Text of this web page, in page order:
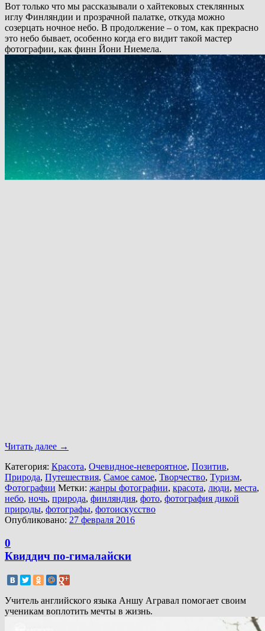
Вот только что мы рассказывали о хайтековых стеклянных
иглу Финляндии и прозрачной палатке, откуда можно
созерцать ночное небо. В продолжение – о том, как прекрасно
это небо бывает, особенно когда его видит такой мастер
фотографии, как финн Йони Ниемела.
Читать далее →
Категория: Красота, Очевидное-невероятное, Позитив,
Природа, Путешествия, Самое самое, Творчество, Туризм,
Фотографии Метки: жанры фотографии, красота, люди, места,
небо, ночь, природа, финляндия, фото, фотография дикой
природы, фотографы, фотоискусство
Опубликовано: 27 февраля 2016
0
Квиддич по-гималайски
Учитель английского языка Аншу Агравал помогает своим
ученикам воплотить мечты в жизнь.